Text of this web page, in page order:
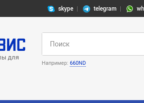
skype telegram
для
Например: 660ND